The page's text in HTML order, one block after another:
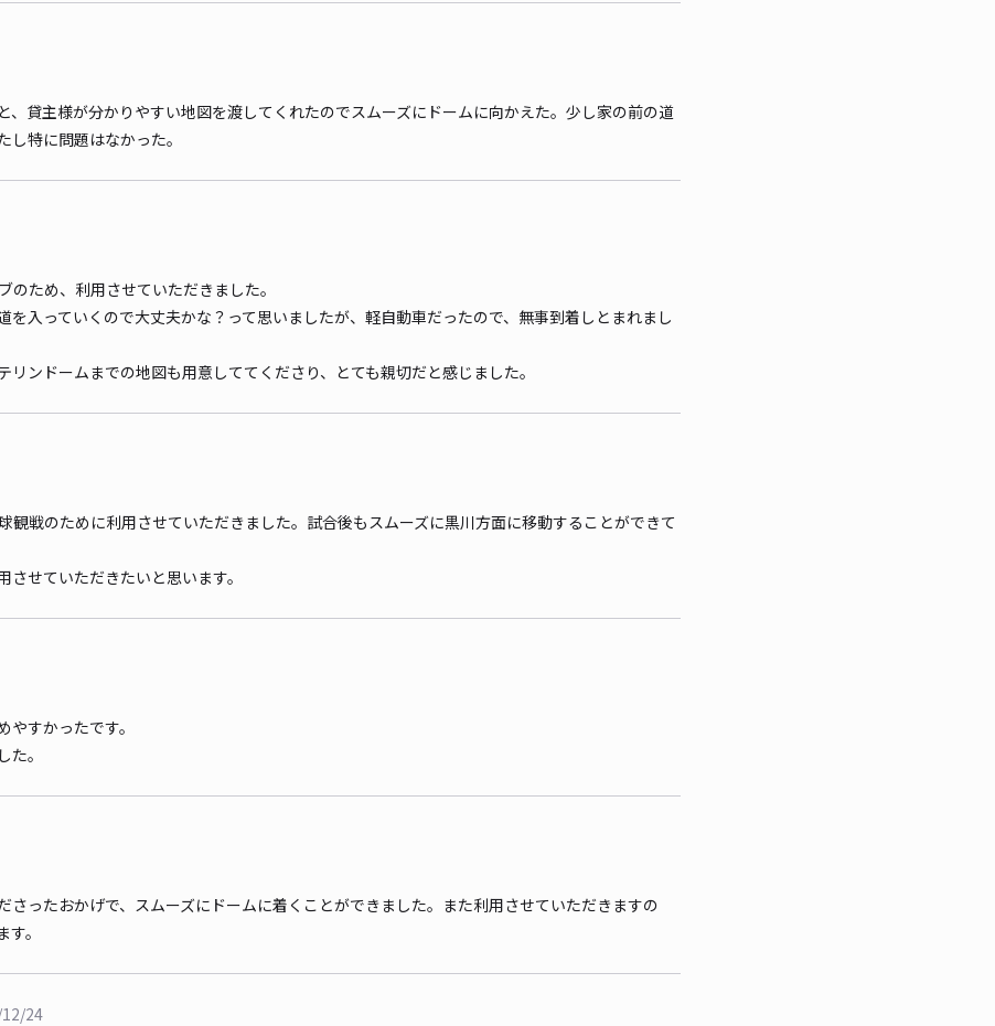
、貸主様が分かりやすい地図を渡してくれたのでスムーズにドームに向かえた。少し家の前の道
特に問題はなかった。
のため、利用させていただきました。
を入っていくので大丈夫かな？って思いましたが、軽自動車だったので、無事到着しとまれまし
リンドームまでの地図も用意しててくださり、とても親切だと感じました。
観戦のために利用させていただきました。試合後もスムーズに黒川方面に移動することができて
せていただきたいと思います。
すかったです。
。
さったおかげで、スムーズにドームに着くことができました。また利用させていただきますの
。
24